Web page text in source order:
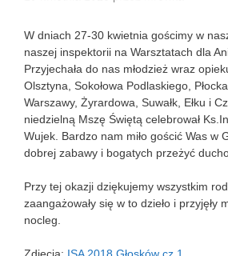
W dniach 27-30 kwietnia gościmy w
naszej inspektorii na Warsztatach dla
Przyjechała do nas młodzież wraz
Olsztyna, Sokołowa Podlaskiego,
Warszawy, Żyrardowa, Suwałk, Ełku i
niedzielną Mszę Świętą celebrował
Wujek. Bardzo nam miło gościć Was w
dobrej zabawy i bogatych przeżyć
Przy tej okazji dziękujemy wszystkim
zaangażowały się w to dzieło i przyjęły
nocleg.
Zdjęcia: ISA 2018 Głosków cz.1